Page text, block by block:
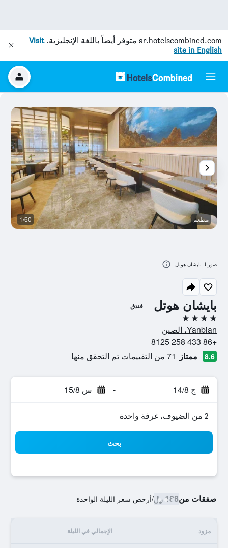
ar.hotelscombined.com متوفر أيضاً باللغة الإنجليزية.Visit
site in English
بايشان هوتل فندق
4 نجوم
Yanbian، الصين
+86 433 258 8125
8.6 ممتاز 71 من التقييمات تم التحقق منها
ج 14/8 - س 15/8
2 من الضيوف، غرفة واحدة
بحث
صفقات من188 ﷼ /أرخص سعر الليلة الواحدة
مزود الإجمالي في الليلة
مطعم 1/60
صور لـ بايشان هوتل